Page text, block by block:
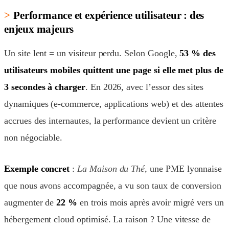
Performance et expérience utilisateur : des
enjeux majeurs
Un site lent = un visiteur perdu. Selon Google,53 % des
utilisateurs mobiles quittent une page si elle met plus de
3 secondes à charger. En 2026, avec l’essor des sites
dynamiques (e-commerce, applications web) et des attentes
accrues des internautes, la performance devient un critère
non négociable.
Exemple concret : La Maison du Thé, une PME lyonnaise
que nous avons accompagnée, a vu son taux de conversion
augmenter de22 % en trois mois après avoir migré vers un
hébergement cloud optimisé. La raison ? Une vitesse de